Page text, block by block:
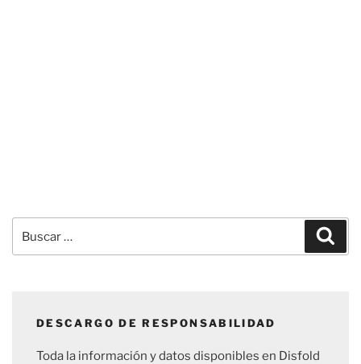
por:
DESCARGO DE RESPONSABILIDAD
Toda la información y datos disponibles en Disfold